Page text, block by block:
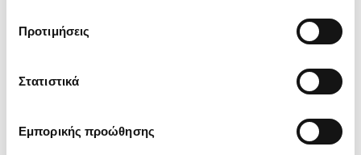
Προτιμήσεις
Στατιστικά
Εμπορικής προώθησης